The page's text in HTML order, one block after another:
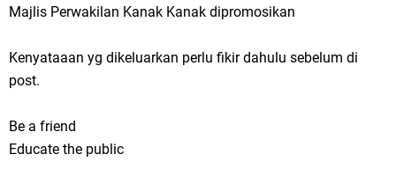
Majlis Perwakilan Kanak Kanak dipromosikan
Kenyataaan yg dikeluarkan perlu fikir dahulu sebelum di
post.
Be a friend
Educate the public